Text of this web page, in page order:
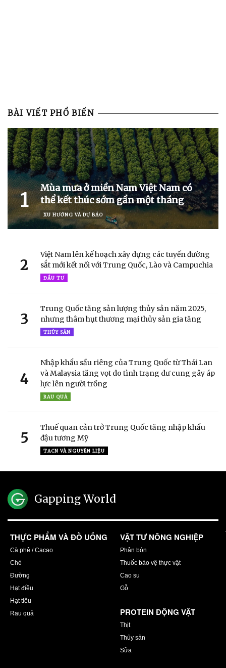
BÀI VIẾT PHỔ BIẾN
1
Mùa mưa ở miền Nam Việt Nam có
thể kết thúc sớm gần một tháng
XU HƯỚNG VÀ DỰ BÁO
2
Việt Nam lên kế hoạch xây dựng các tuyến đường
sắt mới kết nối với Trung Quốc, Lào và Campuchia
ĐẦU TƯ
3
Trung Quốc tăng sản lượng thủy sản năm 2025,
nhưng thâm hụt thương mại thủy sản gia tăng
THỦY SẢN
4
Nhập khẩu sầu riêng của Trung Quốc từ Thái Lan
và Malaysia tăng vọt do tình trạng dư cung gây áp
lực lên người trồng
RAU QUẢ
5
Thuế quan cản trở Trung Quốc tăng nhập khẩu
đậu tương Mỹ
TACN VÀ NGUYÊN LIỆU
Gapping World
THỰC PHẨM VÀ ĐỒ UỐNG
Cà phê / Cacao
Chè
Đường
Hạt điều
Hạt tiêu
Rau quả
VẬT TƯ NÔNG NGHIỆP
Phân bón
Thuốc bảo vệ thực vật
Cao su
Gỗ
PROTEIN ĐỘNG VẬT
Thịt
Thủy sản
Sữa